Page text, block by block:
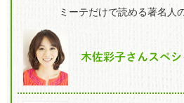
ミーテだけで読める著名人
木佐彩子さんスペ